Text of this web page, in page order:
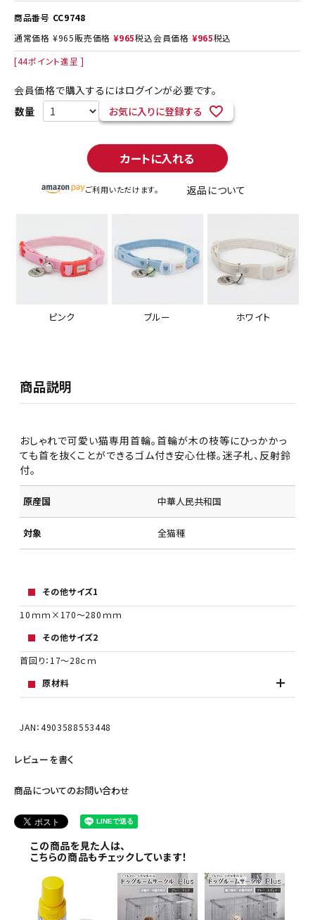
商品番号 CC9748
通常価格 ¥965販売価格 ¥965税込会員価格 ¥965税込
[44ポイント進呈 ]
会員価格で購入するにはログインが必要です。
お気に入りに登録する
カートに入れる
ご利用いただけます。 返品について
ピンク ブルー ホワイト
商品説明
おしゃれで可愛い猫専用首輪。首輪が木の枝等にひっかかっ
ても首を抜くことができるゴム付き安心仕様。迷子札、反射鈴
付。
原産国 中華人民共和国
対象 全猫種
その他サイズ1
10ｍｍ×170～280ｍｍ
その他サイズ2
首回り：17～28ｃｍ
原材料
JAN：4903588553448
レビューを書く
商品についてのお問い合わせ
この商品を見た人は、
こちらの商品もチェックしています！